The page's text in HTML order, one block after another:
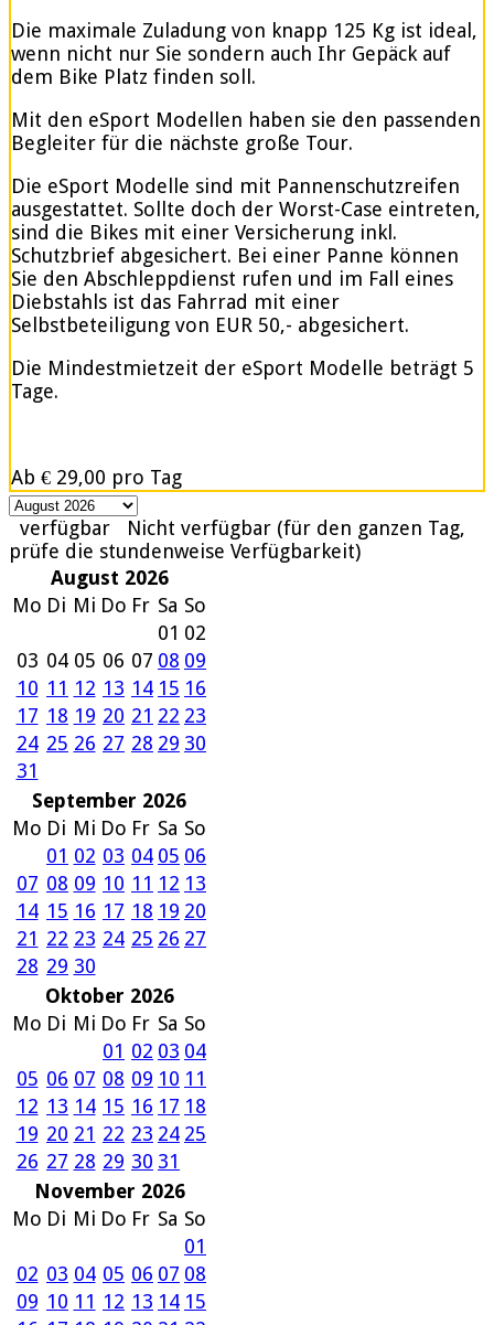
Die maximale Zuladung von knapp 125 Kg ist ideal,
wenn nicht nur Sie sondern auch Ihr Gepäck auf
dem Bike Platz finden soll.
Mit den eSport Modellen haben sie den passenden
Begleiter für die nächste große Tour.
Die eSport Modelle sind mit Pannenschutzreifen
ausgestattet. Sollte doch der Worst-Case eintreten,
sind die Bikes mit einer Versicherung inkl.
Schutzbrief abgesichert. Bei einer Panne können
Sie den Abschleppdienst rufen und im Fall eines
Diebstahls ist das Fahrrad mit einer
Selbstbeteiligung von EUR 50,- abgesichert.
Die Mindestmietzeit der eSport Modelle beträgt 5
Tage.
Ab € 29,00 pro Tag
verfügbar
Nicht verfügbar (für den ganzen Tag,
prüfe die stundenweise Verfügbarkeit)
August 2026
Mo Di Mi Do Fr Sa So
01 02
03 04 05 06 07 08 09
10 11 12 13 14 15 16
17 18 19 20 21 22 23
24 25 26 27 28 29 30
31
September 2026
Mo Di Mi Do Fr Sa So
01 02 03 04 05 06
07 08 09 10 11 12 13
14 15 16 17 18 19 20
21 22 23 24 25 26 27
28 29 30
Oktober 2026
Mo Di Mi Do Fr Sa So
01 02 03 04
05 06 07 08 09 10 11
12 13 14 15 16 17 18
19 20 21 22 23 24 25
26 27 28 29 30 31
November 2026
Mo Di Mi Do Fr Sa So
01
02 03 04 05 06 07 08
09 10 11 12 13 14 15